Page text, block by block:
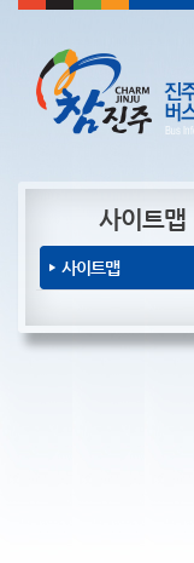
사이트맵
사이트맵